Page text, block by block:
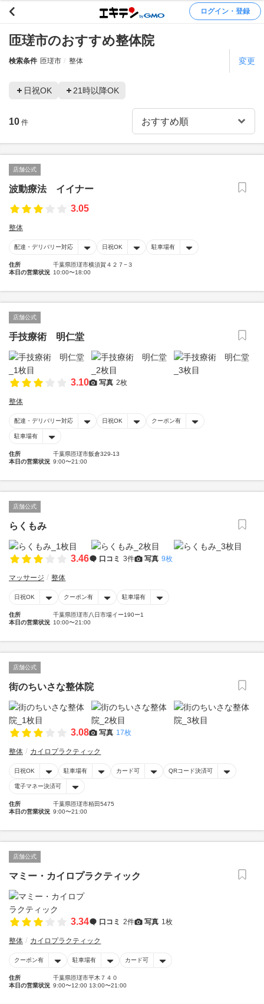
ログイン・登録
匝瑳市のおすすめ整体院
検索条件 匝瑳市 整体 変更
日祝OK 21時以降OK
10 件
店舗公式
波動療法 イイナー
3.05
整体
配達・デリバリー対応 日祝OK 駐車場有
住所
千葉県匝瑳市横須賀４２７−３
本日の営業状況 10:00〜18:00
店舗公式
手技療術 明仁堂
3.10 写真 2枚
整体
配達・デリバリー対応 日祝OK クーポン有
駐車場有
住所
千葉県匝瑳市飯倉329-13
本日の営業状況 9:00〜21:00
店舗公式
らくもみ
3.46 口コミ 3件 写真 9枚
マッサージ 整体
日祝OK クーポン有 駐車場有
住所
千葉県匝瑳市八日市場イー190ー1
本日の営業状況 10:00〜21:00
店舗公式
街のちいさな整体院
3.08 写真 17枚
整体 カイロプラクティック
日祝OK 駐車場有 カード可 QRコード決済可
電子マネー決済可
住所
千葉県匝瑳市栢田5475
本日の営業状況 9:00〜21:00
店舗公式
マミー・カイロプラクティック
3.34 口コミ 2件 写真 1枚
整体 カイロプラクティック
クーポン有 駐車場有 カード可
住所
千葉県匝瑳市平木７４０
本日の営業状況 9:00〜12:00 13:00〜21:00